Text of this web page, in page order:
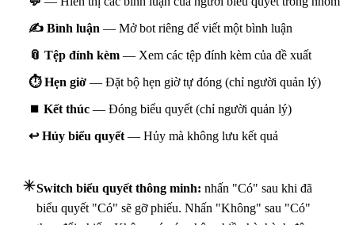
✍️ Bình luận — Mở bot riêng để viết một bình luận
📎 Tệp đính kèm — Xem các tệp đính kèm của đề xuất
⏱ Hẹn giờ — Đặt bộ hẹn giờ tự đóng (chỉ người quản lý)
⏹ Kết thúc — Đóng biểu quyết (chỉ người quản lý)
↩️ Hủy biểu quyết — Hủy mà không lưu kết quả
Switch biểu quyết thông minh: nhấn "Có" sau khi đã
biểu quyết "Có" sẽ gỡ phiếu. Nhấn "Không" sau "Có"